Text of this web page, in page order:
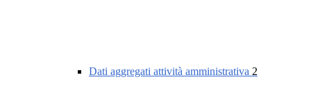
Dati aggregati attività amministrativa 2